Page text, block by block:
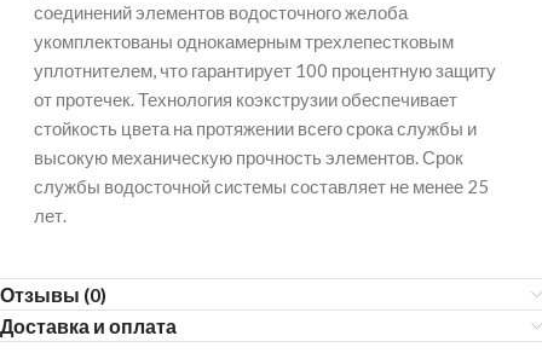
соединений элементов водосточного желоба
укомплектованы однокамерным трехлепестковым
уплотнителем, что гарантирует 100 процентную защиту
от протечек. Технология коэкструзии обеспечивает
стойкость цвета на протяжении всего срока службы и
высокую механическую прочность элементов. Срок
службы водосточной системы составляет не менее 25
лет.
Отзывы (0)
Доставка и оплата